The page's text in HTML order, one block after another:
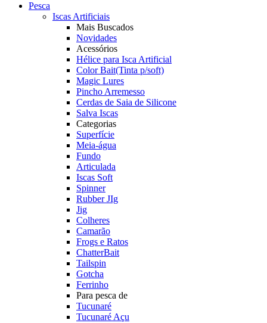
Pesca
Iscas Artificiais
Mais Buscados
Novidades
Acessórios
Hélice para Isca Artificial
Color Bait(Tinta p/soft)
Magic Lures
Pincho Arremesso
Cerdas de Saia de Silicone
Salva Iscas
Categorias
Superfície
Meia-água
Fundo
Articulada
Iscas Soft
Spinner
Rubber JIg
Jig
Colheres
Camarão
Frogs e Ratos
ChatterBait
Tailspin
Gotcha
Ferrinho
Para pesca de
Tucunaré
Tucunaré Açu